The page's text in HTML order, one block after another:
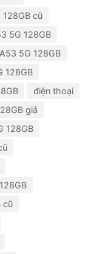
cũ
5G 128GB
5G 128GB
128GB
điện thoại
giả
128GB
cũ